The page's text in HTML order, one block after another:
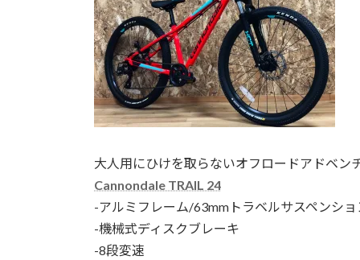
大人用にひけを取らないオフロードアドベン
Cannondale TRAIL 24
-アルミフレーム/63mmトラベルサスペンショ
-機械式ディスクブレーキ
-8段変速